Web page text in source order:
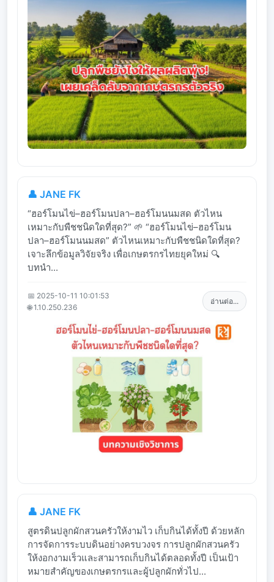
👤 JANE FK
“ฮอร์โมนไข่–ฮอร์โมนปลา–ฮอร์โมนนมสด ตัวไหน
เหมาะกับพืชชนิดใดที่สุด?” 🌱 “ฮอร์โมนไข่–ฮอร์โมน
ปลา–ฮอร์โมนนมสด” ตัวไหนเหมาะกับพืชชนิดใดที่สุด?
เจาะลึกข้อมูลวิจัยจริง เพื่อเกษตรกรไทยยุคใหม่ 🔍
บทนำ...
📅 2025-10-11 10:01:53
🌐 1.10.250.236
อ่านต่อ...
👤 JANE FK
สูตรดินปลูกผักสวนครัวให้งามไว เก็บกินได้ทั้งปี ด้วยหลัก
การจัดการระบบดินอย่างครบวงจร การปลูกผักสวนครัว
ให้งอกงามเร็วและสามารถเก็บกินได้ตลอดทั้งปี เป็นเป้า
หมายสำคัญของเกษตรกรและผู้ปลูกผักทั่วไป...